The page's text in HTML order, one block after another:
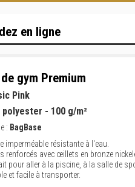
en ligne
gym Premium
Pink
polyester - 100 g/m²
: BagBase
imperméable résistante à l'eau.
renforcés avec œillets en bronze
pour aller à la piscine, à la salle de
et facile à transporter.